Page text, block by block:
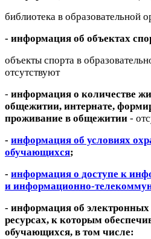
библиотека в образовательной
- информация об объектах
объекты спорта в
отсутствуют
- информация о количестве
общежитии, интернате,
проживание в общежитии -
- информация об условиях
обучающихся;
- информация о доступе к
и информационно-
- информация об электронных
ресурсах, к которым
обучающихся, в том числе: